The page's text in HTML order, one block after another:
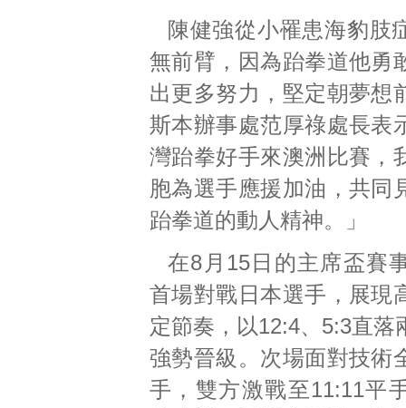
陳健強從小罹患海豹肢
無前臂，因為跆拳道他勇
出更多努力，堅定朝夢想
斯本辦事處范厚祿處長表
灣跆拳好手來澳洲比賽，
胞為選手應援加油，共同
跆拳道的動人精神。」
在8月15日的主席盃賽
首場對戰日本選手，展現
定節奏，以12:4、5:3直落
強勢晉級。次場面對技術
手，雙方激戰至11:11平